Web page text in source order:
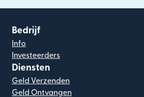
Bedrijf
Info
Investeerders
Diensten
Geld Verzenden
Geld Ontvangen